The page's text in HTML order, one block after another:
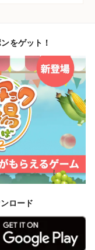
をゲット！
ロード